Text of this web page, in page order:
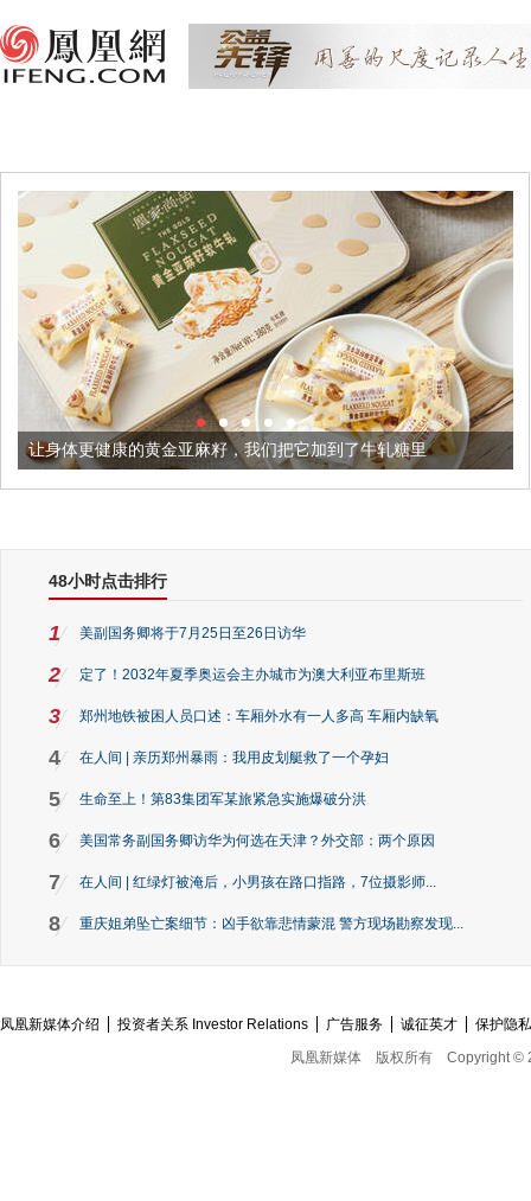
健康的黄金亚麻籽，我们把它加到了牛轧糖里 被列入佛家
48小时点击排行
1 美副国务卿将于7月25日至26日访华
2 定了！2032年夏季奥运会主办城市为澳大利亚布里斯班
3 郑州地铁被困人员口述：车厢外水有一人多高 车厢内缺氧
4 在人间 | 亲历郑州暴雨：我用皮划艇救了一个孕妇
5 生命至上！第83集团军某旅紧急实施爆破分洪
6 美国常务副国务卿访华为何选在天津？外交部：两个原因
7 在人间 | 红绿灯被淹后，小男孩在路口指路，7位摄影师...
8 重庆姐弟坠亡案细节：凶手欲靠悲情蒙混 警方现场勘察发现...
凤凰新媒体介绍 投资者关系 Investor Relations 广告服务 诚征英才
保护隐
凤凰新媒体
版权所有 Copyright ©